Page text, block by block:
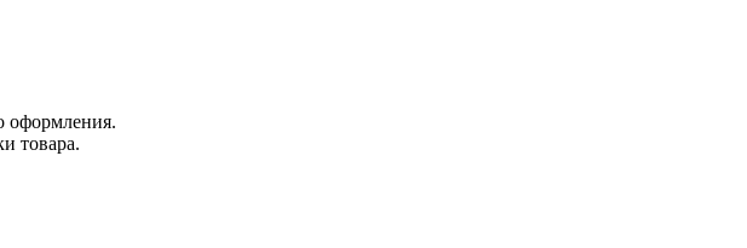
оформления.
товара.